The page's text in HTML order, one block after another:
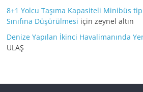
8+1 Yolcu Taşıma Kapasiteli Minibüs
Sınıfına Düşürülmesi içinzeynel altın
Denize Yapılan İkinci Havalimanında
ULAŞ